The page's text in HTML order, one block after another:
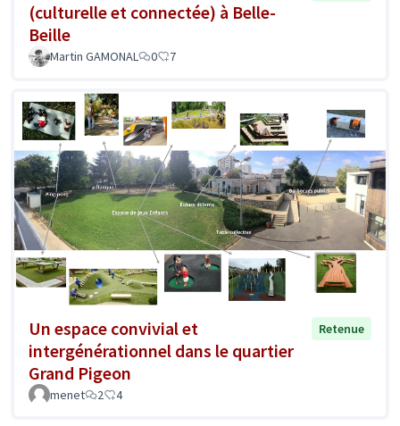
(culturelle et connectée) à Belle-
Beille
Martin GAMONAL 0 7
Un espace convivial et
intergénérationnel dans le quartier
Grand Pigeon
Retenue
menet 2 4